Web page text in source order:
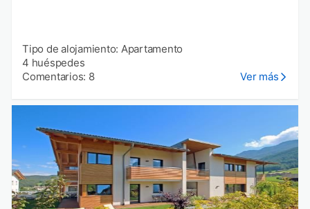
Tipo de alojamiento: Apartamento
4 huéspedes
Comentarios: 8
Ver más